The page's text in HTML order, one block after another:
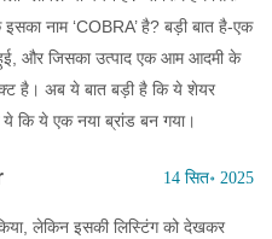
नाम ‘COBRA’ है? बड़ी बात है-एक
और जिसका उत्पाद एक आम आदमी के
है। अब ये बात बड़ी है कि ये शेयर
कि ये एक नया ब्रांड बन गया।
14 सित॰ 2025
लेकिन इसकी लिस्टिंग को देखकर